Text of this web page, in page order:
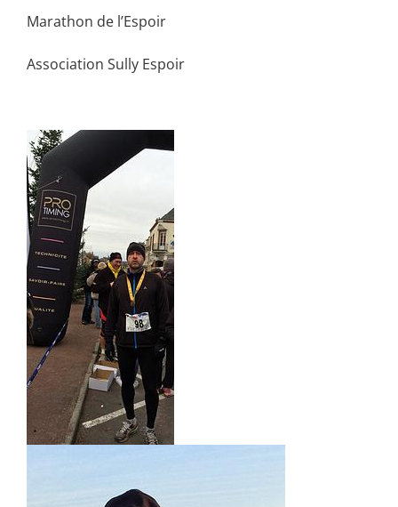
Marathon de l’Espoir
Association Sully Espoir